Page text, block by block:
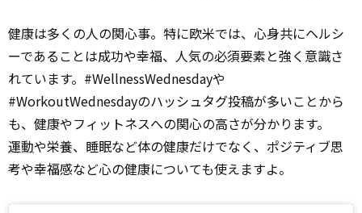
健康は多くの人の関心事。特に欧米では、心身共にヘルシ
ーであることは成功や幸福、人気の必須要素と強く意識さ
れています。#WellnessWednesdayや
#WorkoutWednesdayのハッシュタグ投稿が多いことから
も、健康やフィットネスへの関心の高さが分かります。
運動や栄養、睡眠など体の健康だけでなく、ポジティブ思
考や幸福感など心の健康についても使えますよ。